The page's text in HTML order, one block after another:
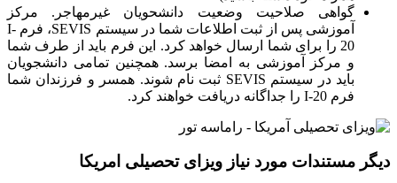
گواهی صلاحیت وضعیت دانشحویان غیرمهاجر. مرکز
آموزشی پس از ثبت اطلاعات شما در سیستم SEVIS، فرم I-
20 را برای شما ارسال خواهد کرد. این فرم باید از طرف شما
و مرکز آموزشی به امضا برسد. همچنین تمامی دانشجویان
باید در سیستم SEVIS ثبت نام شوند. همسر و فرزندان شما
فرم I-20 را جداگانه دریافت خواهند کرد.
دیگر مستندات مورد نیاز ویزای تحصیلی امریکا